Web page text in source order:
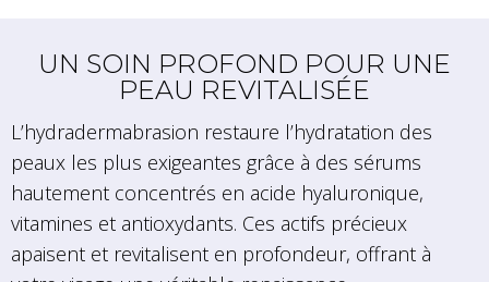
UN SOIN PROFOND POUR UNE
PEAU REVITALISÉE
L’hydradermabrasion restaure l’hydratation des
peaux les plus exigeantes grâce à des sérums
hautement concentrés en acide hyaluronique,
vitamines et antioxydants. Ces actifs précieux
apaisent et revitalisent en profondeur, offrant à